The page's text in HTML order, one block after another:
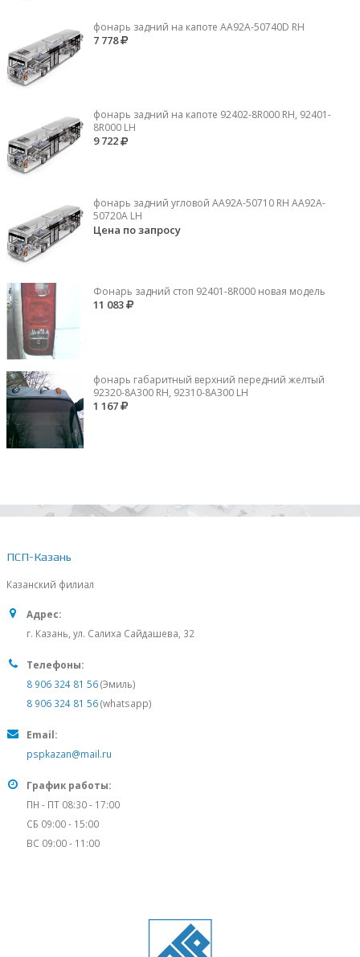
фонарь задний на капоте AA92A-50740D RH
7 778
фонарь задний на капоте 92402-8R000 RH, 92401-
8R000 LH
9 722
фонарь задний угловой AA92A-50710 RH AA92A-
50720A LH
Цена по запросу
Фонарь задний стоп 92401-8R000 новая модель
11 083
фонарь габаритный верхний передний желтый
92320-8A300 RH, 92310-8А300 LH
1 167
ПСП-Казань
Казанский филиал
Адрес:
г. Казань, ул. Салиха Сайдашева, 32
Телефоны:
8 906 324 81 56(Эмиль)
8 906 324 81 56(whatsapp)
Email:
pspkazan@mail.ru
График работы:
ПН - ПТ 08:30 - 17:00
СБ 09:00 - 15:00
ВС 09:00 - 11:00